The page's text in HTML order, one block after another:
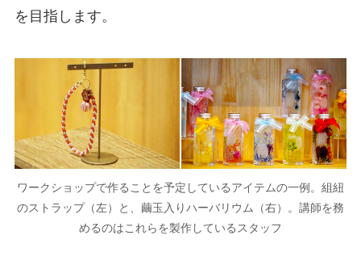
を目指します。
ワークショップで作ることを予定しているアイテムの一例。組紐
のストラップ（左）と、繭玉入りハーバリウム（右）。講師を務
めるのはこれらを製作しているスタッフ